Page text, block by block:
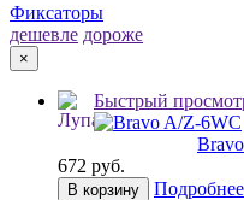
Фиксаторы
дешевле дороже
×
Быстрый
672 руб.
В корзину
Подробнее